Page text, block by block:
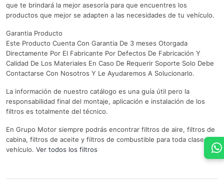
que te brindará la mejor asesoría para que encuentres los
productos que mejor se adapten a las necesidades de tu vehículo.
Garantia Producto
Este Producto Cuenta Con Garantia De 3 meses Otorgada
Directamente Por El Fabricante Por Defectos De Fabricación Y
Calidad De Los Materiales En Caso De Requerir Soporte Solo Debe
Contactarse Con Nosotros Y Le Ayudaremos A Solucionarlo.
La información de nuestro catálogo es una guía útil pero la
responsabilidad final del montaje, aplicación e instalación de los
filtros es totalmente del técnico.
En Grupo Motor siempre podrás encontrar filtros de aire, filtros de
cabina, filtros de aceite y filtros de combustible para toda clase de
vehículo. Ver todos los filtros